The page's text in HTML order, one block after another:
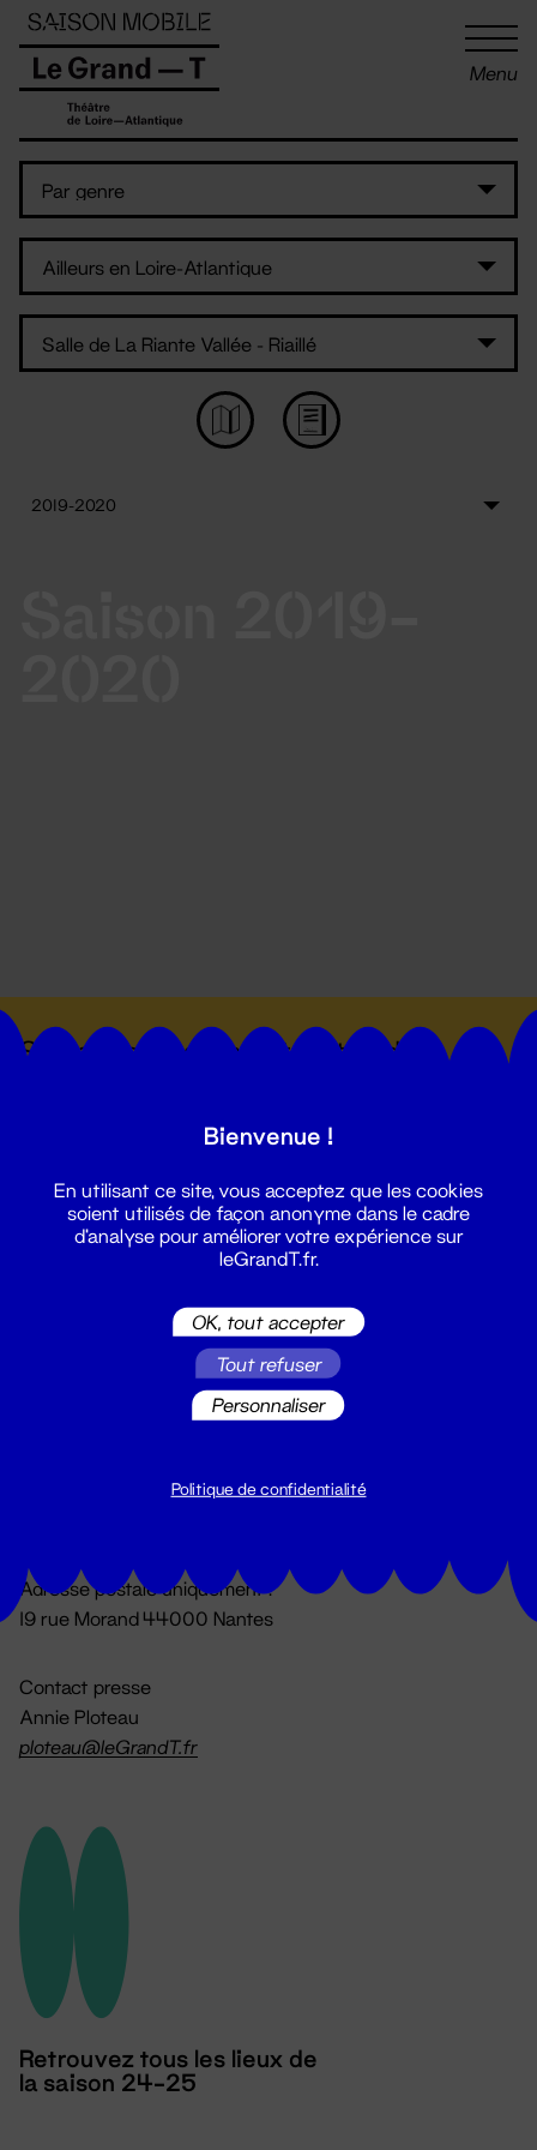
Menu
Suivez toutes les actualités du
Du lundi au vendredi 14h → 18h
Adresse postale uniquement :
19 rue Morand 44000 Nantes
Contact presse
Annie Ploteau
ploteau@leGrandT.fr
Retrouvez tous les lieux de
la saison 24-25
Panneau de gestion des cookies
Bienvenue !
En utilisant ce site, vous acceptez que les cookies
soient utilisés de façon anonyme dans le cadre
d'analyse pour améliorer votre expérience sur
leGrandT.fr.
OK, tout accepter
Tout refuser
Personnaliser
Politique de confidentialité